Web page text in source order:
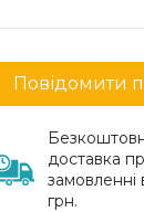
Повідомити
доставка
замовленні
грн.